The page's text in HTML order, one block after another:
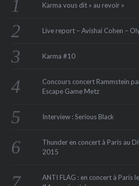
Karma vous dit « au revoir »
Live report – Avishai Cohen –
Karma #10
Concours concert Rammstein
Escape Game Metz
Interview : Serious Black
Thunder en concert à Paris au
2015
ANTI FLAG : en concert à Paris